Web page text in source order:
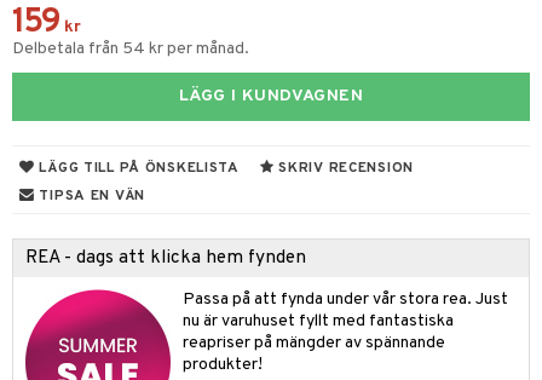
159 kr
Delbetala från 54 kr per månad.
LÄGG I KUNDVAGNEN
LÄGG TILL PÅ ÖNSKELISTA
SKRIV RECENSION
TIPSA EN VÄN
REA - dags att klicka hem fynden
Passa på att fynda under vår stora rea. Just
nu är varuhuset fyllt med fantastiska
reapriser på mängder av spännande
produkter!
& avgiftning